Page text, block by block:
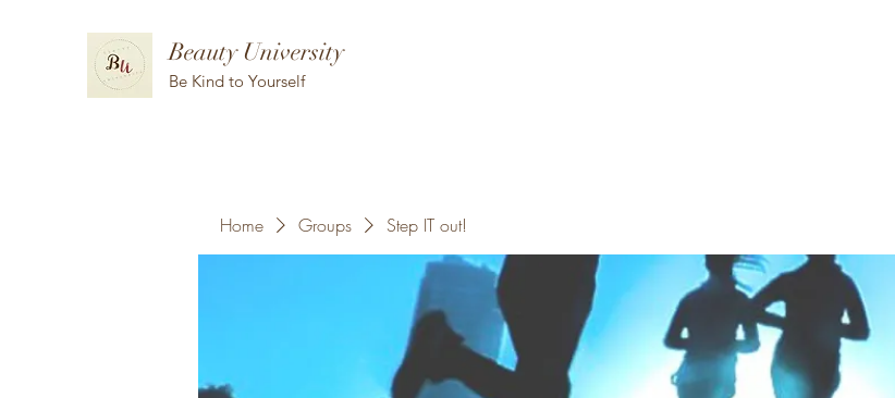
Beauty University
Be Kind to Yourself
Home Groups Step IT out!